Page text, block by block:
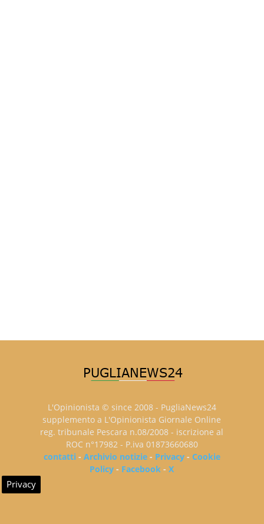
L'Opinionista © since 2008 - PugliaNews24
supplemento a L'Opinionista Giornale Online
reg. tribunale Pescara n.08/2008 - iscrizione al
ROC n°17982 - P.iva 01873660680
contatti- Archivio notizie- Privacy- Cookie
Policy - Facebook -X
Privacy